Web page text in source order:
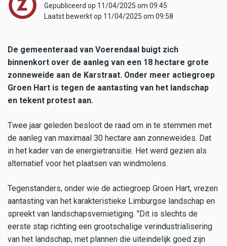
Gepubliceerd op 11/04/2025 om 09:45
Laatst bewerkt op 11/04/2025 om 09:58
De gemeenteraad van Voerendaal buigt zich
binnenkort over de aanleg van een 18 hectare grote
zonneweide aan de Karstraat. Onder meer actiegroep
Groen Hart is tegen de aantasting van het landschap
en tekent protest aan.
Twee jaar geleden besloot de raad om in te stemmen met
de aanleg van maximaal 30 hectare aan zonneweides. Dat
in het kader van de energietransitie. Het werd gezien als
alternatief voor het plaatsen van windmolens.
Tegenstanders, onder wie de actiegroep Groen Hart, vrezen
aantasting van het karakteristieke Limburgse landschap en
spreekt van landschapsvernietiging. "Dit is slechts de
eerste stap richting een grootschalige verindustrialisering
van het landschap, met plannen die uiteindelijk goed zijn